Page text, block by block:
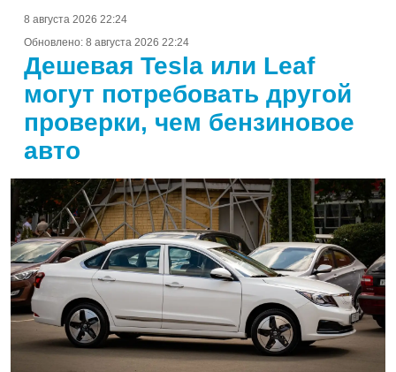
8 августа 2026 22:24
Обновлено: 8 августа 2026 22:24
Дешевая Tesla или Leaf
могут потребовать другой
проверки, чем бензиновое
авто